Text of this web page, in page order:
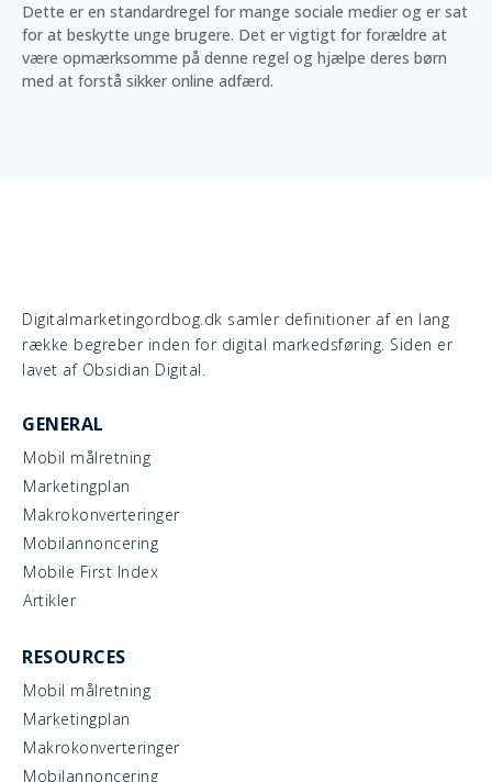
Dette er en standardregel for mange sociale medier og er sat
for at beskytte unge brugere. Det er vigtigt for forældre at
være opmærksomme på denne regel og hjælpe deres børn
med at forstå sikker online adfærd.
Digitalmarketingordbog.dk samler definitioner af en lang
række begreber inden for digital markedsføring. Siden er
lavet af Obsidian Digital.
GENERAL
Mobil målretning
Marketingplan
Makrokonverteringer
Mobilannoncering
Mobile First Index
Artikler
RESOURCES
Mobil målretning
Marketingplan
Makrokonverteringer
Mobilannoncering